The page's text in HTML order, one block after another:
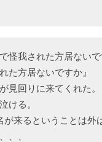
怪我された方居ないで
た方居ないですか』
見回りに来てくれた。
ける。
が来るということは外
、、